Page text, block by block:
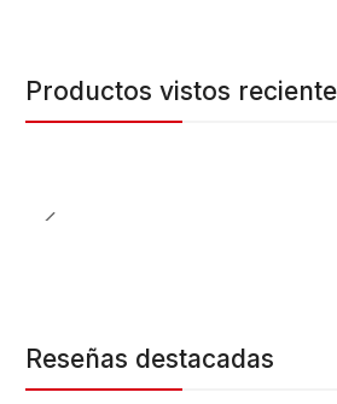
Productos vistos
Reseñas destacadas